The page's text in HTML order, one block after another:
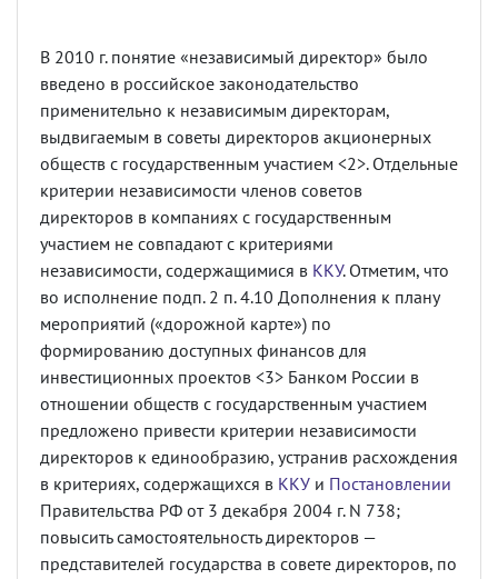
В 2010 г. понятие «независимый директор» было
введено в российское законодательство
применительно к независимым директорам,
выдвигаемым в советы директоров акционерных
обществ с государственным участием <2>. Отдельные
критерии независимости членов советов
директоров в компаниях с государственным
участием не совпадают с критериями
независимости, содержащимися в ККУ. Отметим, что
во исполнение подп. 2 п. 4.10 Дополнения к плану
мероприятий («дорожной карте») по
формированию доступных финансов для
инвестиционных проектов <3> Банком России в
отношении обществ с государственным участием
предложено привести критерии независимости
директоров к единообразию, устранив расхождения
в критериях, содержащихся в ККУ и Постановлении
Правительства РФ от 3 декабря 2004 г. N 738;
повысить самостоятельность директоров —
представителей государства в совете директоров, по